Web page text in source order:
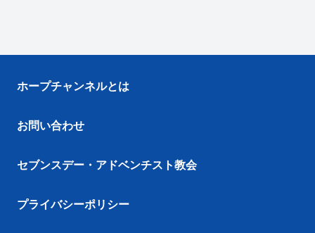
ホープチャンネルとは
お問い合わせ
セブンスデー・アドベンチスト教会
プライバシーポリシー